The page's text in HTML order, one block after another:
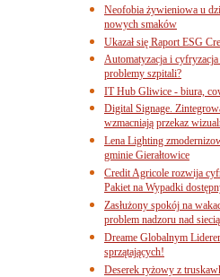
Neofobia żywieniowa u
nowych smaków
Ukazał się Raport ESG
Automatyzacja i
problemy szpitali?
IT Hub Gliwice - biura,
Digital Signage.
wzmacniają przekaz
Lena Lighting
gminie Gierałtowice
Credit Agricole rozwija
Pakiet na Wypadki
Zasłużony spokój na
problem nadzoru nad
Dreame Globalnym
sprzątających!
Deserek ryżowy z